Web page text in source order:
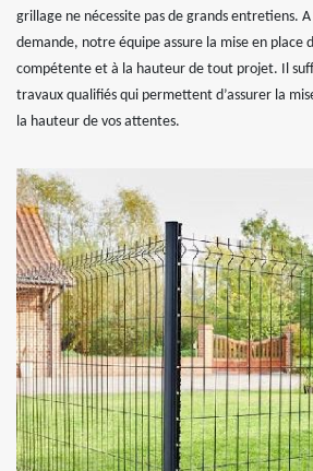
grillage ne nécessite pas de grands entretiens.
demande, notre équipe assure la mise en place
compétente et à la hauteur de tout projet. Il
travaux qualifiés qui permettent d’assurer la
la hauteur de vos attentes.